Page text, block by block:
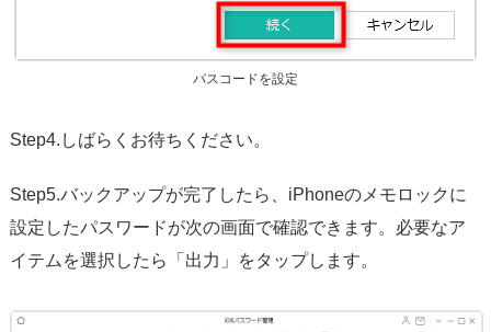
パスコードを設定
Step4.しばらくお待ちください。
Step5.バックアップが完了したら、iPhoneのメモロックに
設定したパスワードが次の画面で確認できます。必要なア
イテムを選択したら「出力」をタップします。